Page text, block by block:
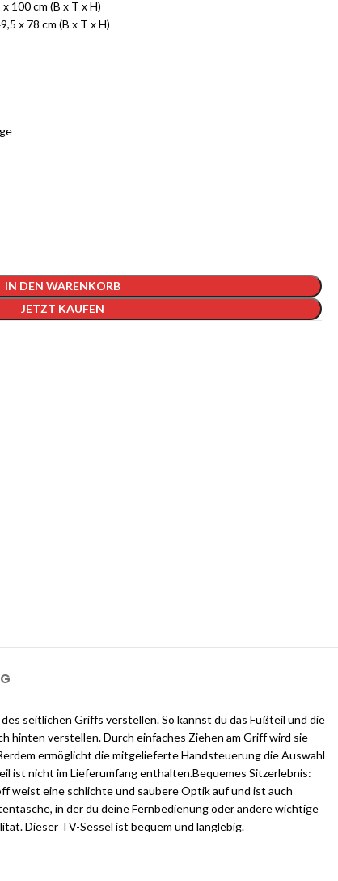
100 cm (B x T x H)
x 78 cm (B x T x H)
IN DEN WARENKORB
JETZT KAUFEN
seitlichen Griffs verstellen. So kannst du das Fußteil und die
hinten verstellen. Durch einfaches Ziehen am Griff wird sie
ermöglicht die mitgelieferte Handsteuerung die Auswahl
ist nicht im Lieferumfang enthalten.Bequemes Sitzerlebnis:
weist eine schlichte und saubere Optik auf und ist auch
in der du deine Fernbedienung oder andere wichtige
Dieser TV-Sessel ist bequem und langlebig.